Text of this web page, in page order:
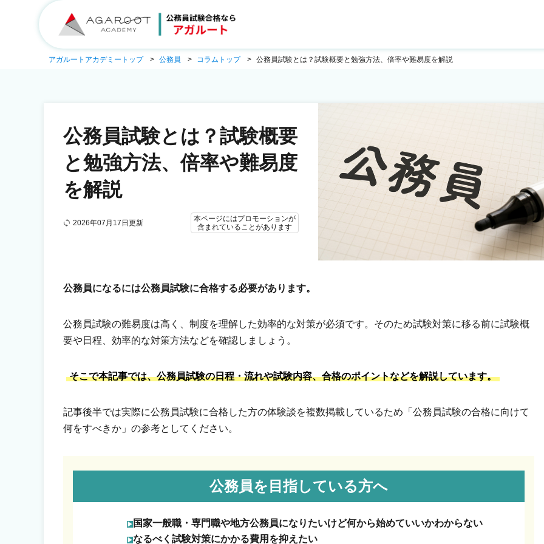
アガルートアカデミートップ 公務員 コラムトップ 公務員試験とは？試験概要と勉強方法、倍率や難易度を解説
公務員試験とは？試験概要
と勉強方法、倍率や難易度
を解説
2026年07月17日更新
本ページにはプロモーションが
含まれていることがあります
公務員になるには公務員試験に合格する必要があります。
公務員試験の難易度は高く、制度を理解した効率的な対策が必須です。そのため試験対策に移る前に試験概
要や日程、効率的な対策方法などを確認しましょう。
そこで本記事では、公務員試験の日程・流れや試験内容、合格のポイントなどを解説しています。
記事後半では実際に公務員試験に合格した方の体験談を複数掲載しているため「公務員試験の合格に向けて
何をすべきか」の参考としてください。
公務員を目指している方へ
国家一般職・専門職や地方公務員になりたいけど何から始めていいかわからない
なるべく試験対策にかかる費用を抑えたい